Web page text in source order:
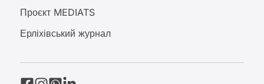
Проєкт MEDIATS
Ерліхівський журнал